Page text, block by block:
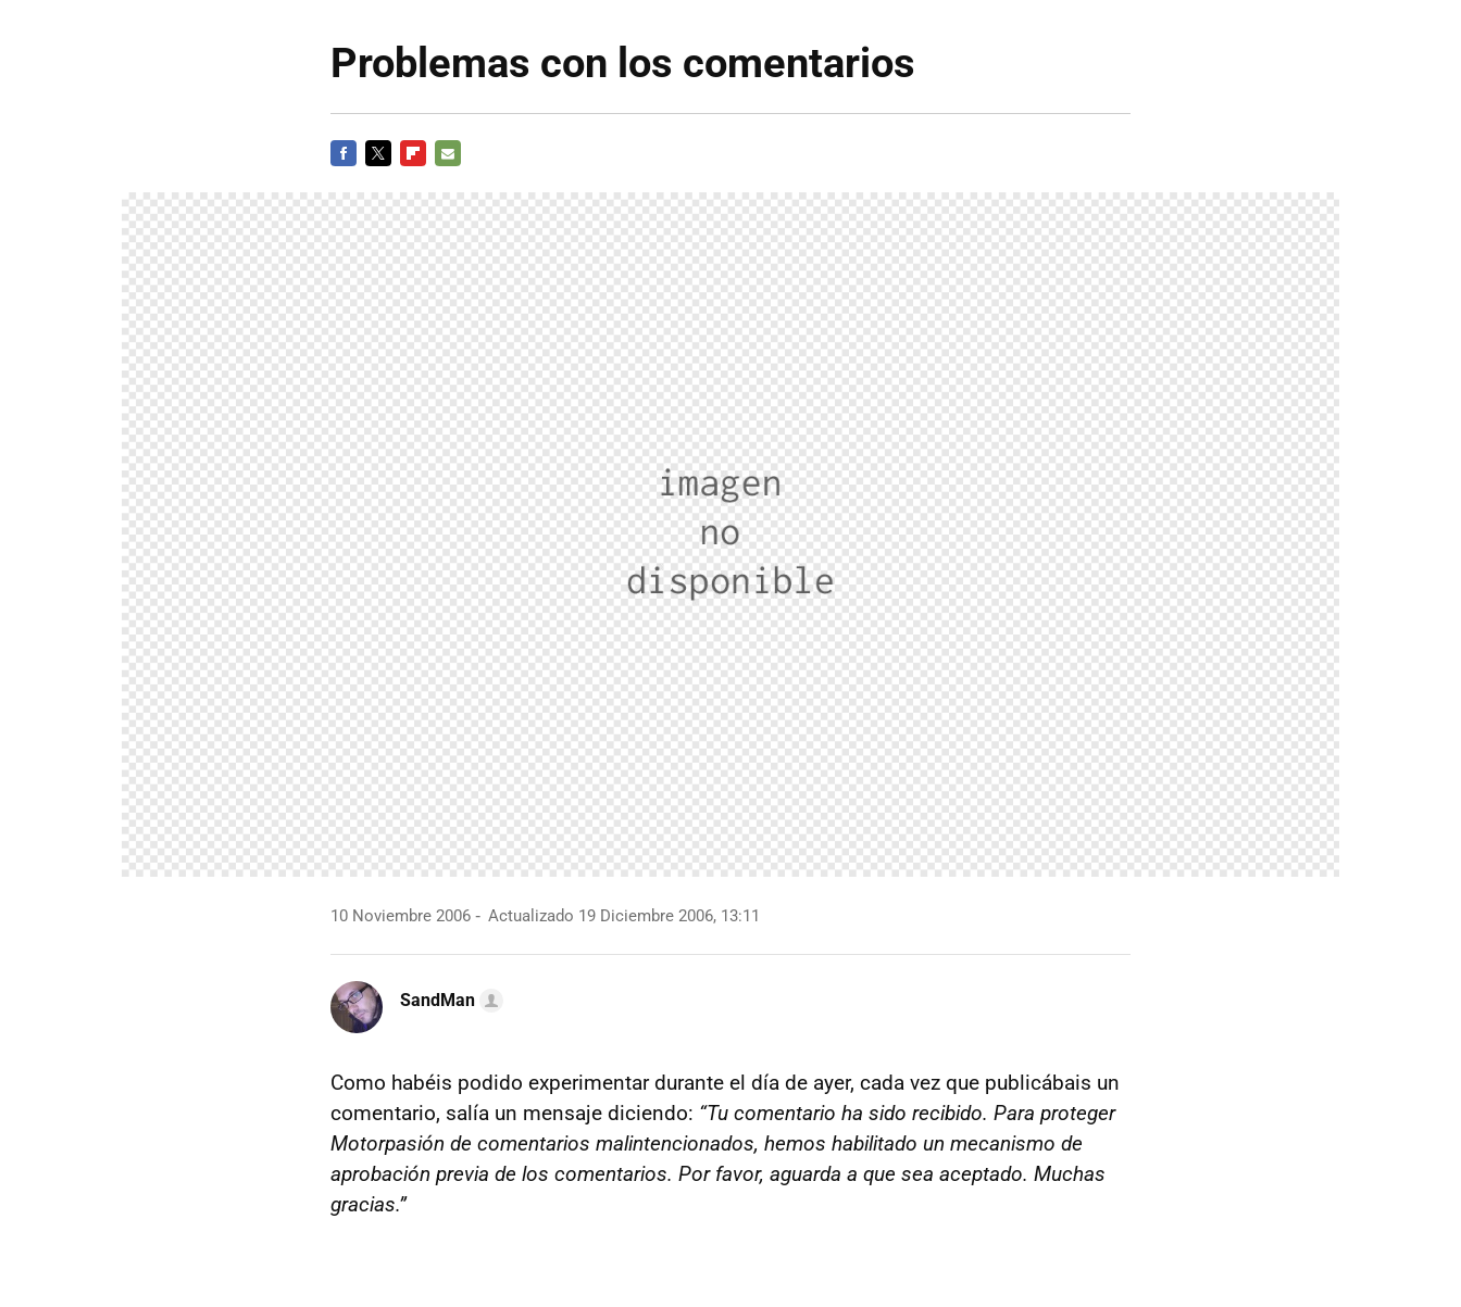
Problemas con los comentarios
MAIL
10 Noviembre 2006 Actualizado 19 Diciembre 2006, 13:11
SandMan
Como habéis podido experimentar durante el día de ayer, cada vez que publicábais un
comentario, salía un mensaje diciendo: “Tu comentario ha sido recibido. Para proteger
Motorpasión de comentarios malintencionados, hemos habilitado un mecanismo de
aprobación previa de los comentarios. Por favor, aguarda a que sea aceptado. Muchas
gracias.”